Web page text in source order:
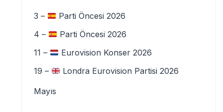
3 –
Parti Öncesi 2026
4 –
Parti Öncesi 2026
11 –
Eurovision Konser 2026
19 –
Londra Eurovision Partisi 2026
Mayıs